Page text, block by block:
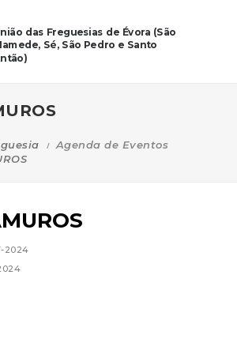
das Freguesias de Évora (São
Sé, São Pedro e Santo
Agenda de Eventos
2024